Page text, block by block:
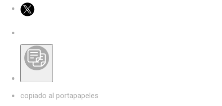
copiado al portapapeles